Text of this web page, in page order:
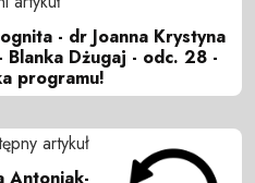
- dr Joanna Krystyna
Blanka Dżugaj - odc. 28 -
programu!
artykuł